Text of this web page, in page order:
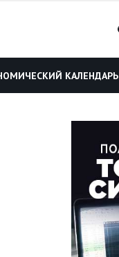
КАЛЕНДАРЬ